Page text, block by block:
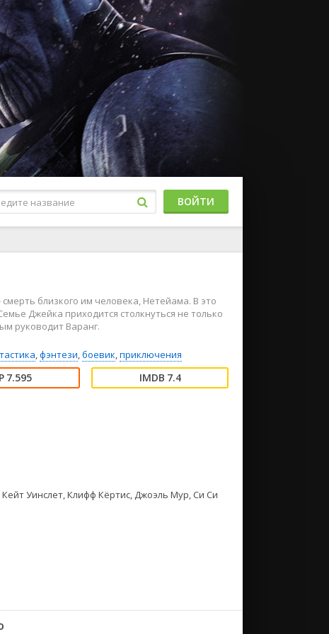
ВОЙТИ
близкого им человека, Нетейама. В это
Джейка приходится столкнуться не только
руководит Варанг.
,фэнтези,боевик,приключения
7.595 7.4
Уинслет, Клифф Кёртис, Джоэль Мур, Си Си